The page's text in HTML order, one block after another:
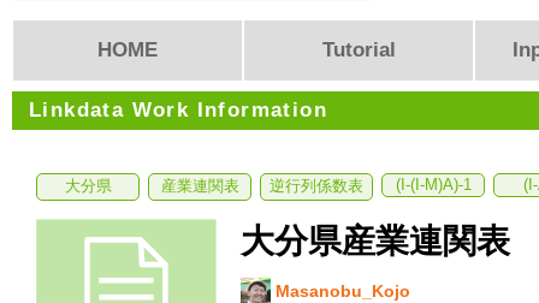
HOME Tutorial
Linkdata Work Information
大分県 産業連関表 逆行列係数表 (I-(I-M)A)-1
大分県産業連関表
Masanobu_Kojo